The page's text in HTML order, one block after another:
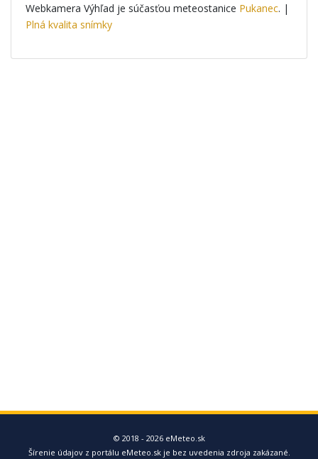
Webkamera Výhľad je súčasťou meteostanice Pukanec. |
Plná kvalita snímky
© 2018 - 2026 eMeteo.sk
Šírenie údajov z portálu eMeteo.sk je bez uvedenia zdroja zakázané.